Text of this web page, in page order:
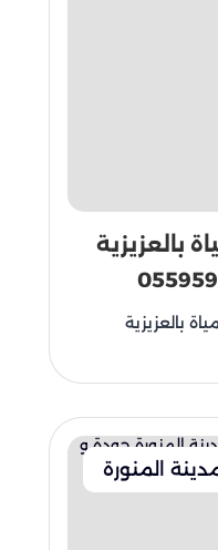
بالعزيزية
بالعزيزية
المنورة